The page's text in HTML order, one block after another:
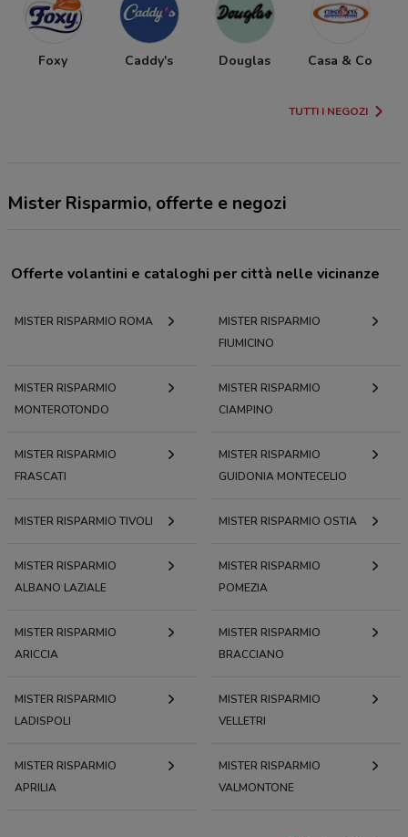
Foxy Caddy's Douglas Casa & Co
TUTTI I NEGOZI
Mister Risparmio, offerte e negozi
Offerte volantini e cataloghi per città nelle vicinanze
MISTER RISPARMIO ROMA
MISTER RISPARMIO
FIUMICINO
MISTER RISPARMIO
MONTEROTONDO
MISTER RISPARMIO
CIAMPINO
MISTER RISPARMIO
FRASCATI
MISTER RISPARMIO
GUIDONIA MONTECELIO
MISTER RISPARMIO TIVOLI MISTER RISPARMIO OSTIA
MISTER RISPARMIO
ALBANO LAZIALE
MISTER RISPARMIO
POMEZIA
MISTER RISPARMIO
ARICCIA
MISTER RISPARMIO
BRACCIANO
MISTER RISPARMIO
LADISPOLI
MISTER RISPARMIO
VELLETRI
MISTER RISPARMIO
APRILIA
MISTER RISPARMIO
VALMONTONE